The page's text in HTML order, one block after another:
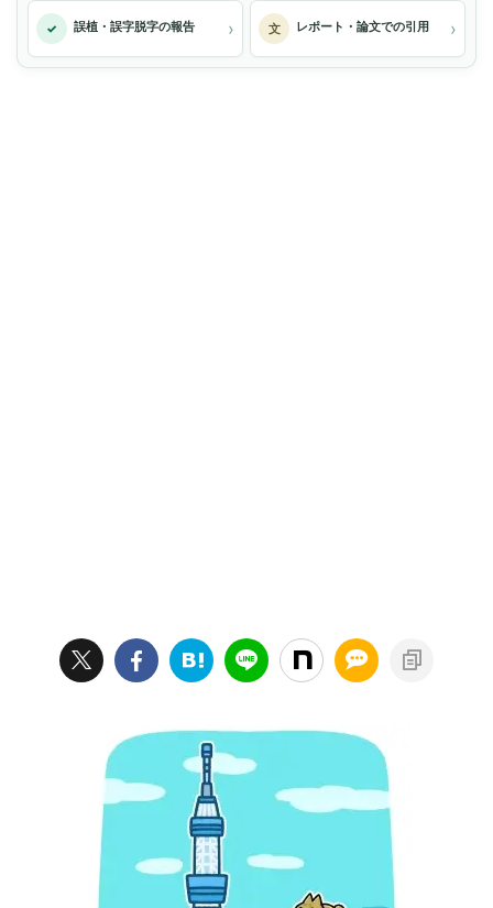
✓ 誤植・誤字脱字の報告 › 文 レポート・論文での引用 ›